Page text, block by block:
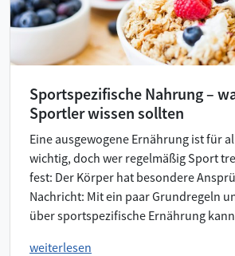
Sportspezifische Nahrung –
Sportler wissen sollten
Eine ausgewogene Ernährung ist für
wichtig, doch wer regelmäßig Sport
fest: Der Körper hat besondere
Nachricht: Mit ein paar Grundregeln
über sportspezifische Ernährung
weiterlesen